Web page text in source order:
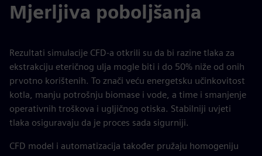
Mjerljiva poboljšanja
Rezultati simulacije CFD-a otkrili su da bi razine tlaka za
ekstrakciju eteričnog ulja mogle biti i do 50% niže od onih
prvotno korištenih. To znači veću energetsku učinkovitost
kotla, manju potrošnju biomase i vode, a time i smanjenje
operativnih troškova i ugljičnog otiska. Stabilniji uvjeti
tlaka osiguravaju da je proces sada sigurniji.
CFD model i automatizacija također pružaju homogeniju